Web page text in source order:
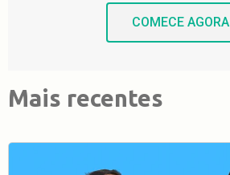
COMECE AGORA
Mais recentes